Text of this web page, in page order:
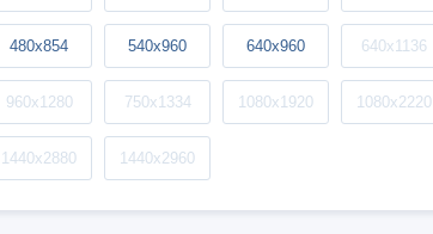
480x854 540x960 640x960 640x1136
960x1280 750x1334 1080x1920 1080x2220
1440x2880 1440x2960